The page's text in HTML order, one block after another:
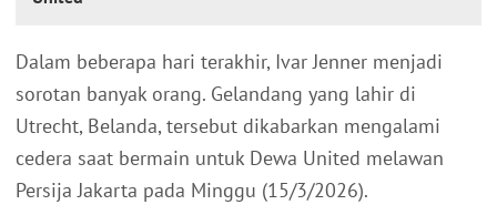
Dalam beberapa hari terakhir, Ivar Jenner menjadi
sorotan banyak orang. Gelandang yang lahir di
Utrecht, Belanda, tersebut dikabarkan mengalami
cedera saat bermain untuk Dewa United melawan
Persija Jakarta pada Minggu (15/3/2026).